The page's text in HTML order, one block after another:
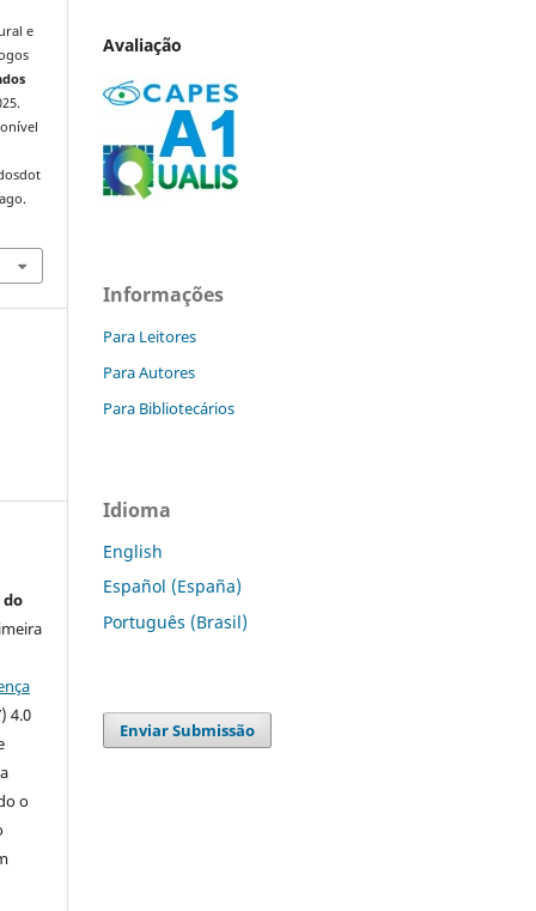
e
do
4.0
o
Avaliação
Informações
Para Leitores
Para Autores
Para Bibliotecários
Idioma
English
Español (España)
Português (Brasil)
Enviar Submissão